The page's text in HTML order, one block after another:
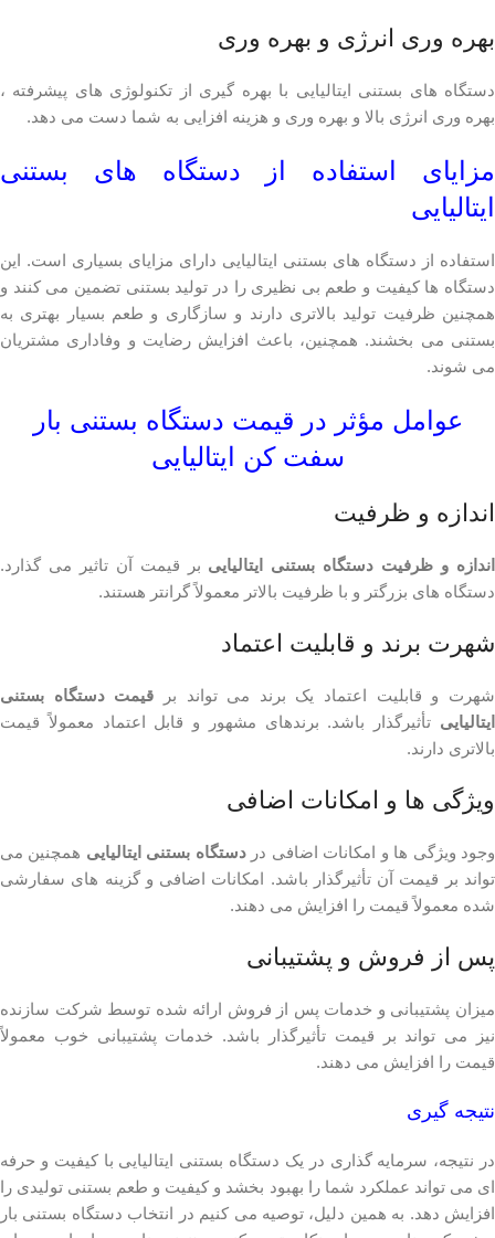
بهره وری انرژی و بهره وری
دستگاه های بستنی ایتالیایی با بهره گیری از تکنولوژی های پیشرفته ،
بهره وری انرژی بالا و بهره وری و هزینه افزایی به شما دست می دهد.
مزایای استفاده از دستگاه های بستنی
ایتالیایی
استفاده از دستگاه های بستنی ایتالیایی دارای مزایای بسیاری است. این
دستگاه ها کیفیت و طعم بی نظیری را در تولید بستنی تضمین می کنند و
همچنین ظرفیت تولید بالاتری دارند و سازگاری و طعم بسیار بهتری به
بستنی می بخشند. همچنین، باعث افزایش رضایت و وفاداری مشتریان
می شوند.
عوامل مؤثر در قیمت دستگاه بستنی بار
سفت کن ایتالیایی
اندازه و ظرفیت
اندازه و ظرفیت دستگاه بستنی ایتالیایی بر قیمت آن تاثیر می گذارد.
دستگاه های بزرگتر و با ظرفیت بالاتر معمولاً گرانتر هستند.
شهرت برند و قابلیت اعتماد
شهرت و قابلیت اعتماد یک برند می تواند بر قیمت دستگاه بستنی
ایتالیایی تأثیرگذار باشد. برندهای مشهور و قابل اعتماد معمولاً قیمت
بالاتری دارند.
ویژگی ها و امکانات اضافی
وجود ویژگی ها و امکانات اضافی دردستگاه بستنی ایتالیایی همچنین می
تواند بر قیمت آن تأثیرگذار باشد. امکانات اضافی و گزینه های سفارشی
شده معمولاً قیمت را افزایش می دهند.
پس از فروش و پشتیبانی
میزان پشتیبانی و خدمات پس از فروش ارائه شده توسط شرکت سازنده
نیز می تواند بر قیمت تأثیرگذار باشد. خدمات پشتیبانی خوب معمولاً
قیمت را افزایش می دهند.
نتیجه گیری
در نتیجه، سرمایه گذاری در یک دستگاه بستنی ایتالیایی با کیفیت و حرفه
ای می تواند عملکرد شما را بهبود بخشد و کیفیت و طعم بستنی تولیدی را
افزایش دهد. به همین دلیل، توصیه می کنیم در انتخاب دستگاه بستنی بار